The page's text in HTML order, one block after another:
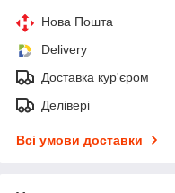
Нова Пошта
Delivery
Доставка кур'єром
Делівері
Всі умови доставки